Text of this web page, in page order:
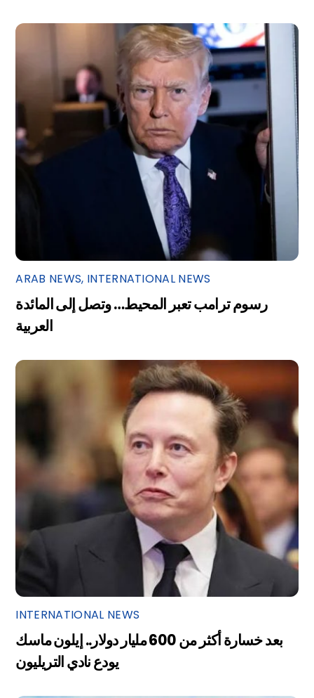
ARAB NEWS, INTERNATIONAL NEWS
رسوم ترامب تعبر المحيط… وتصل إلى المائدة
العربية
INTERNATIONAL NEWS
بعد خسارة أكثر من 600 مليار دولار.. إيلون ماسك
يودع نادي التريليون